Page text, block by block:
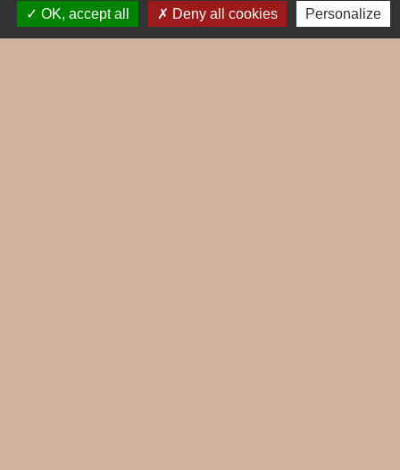
OK, accept all
Deny all cookies Personalize